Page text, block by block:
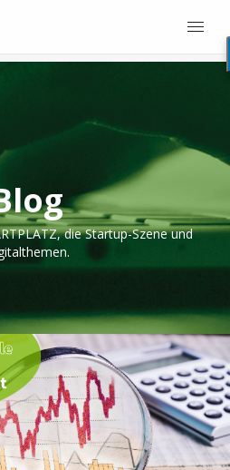
die Startup-Szene und